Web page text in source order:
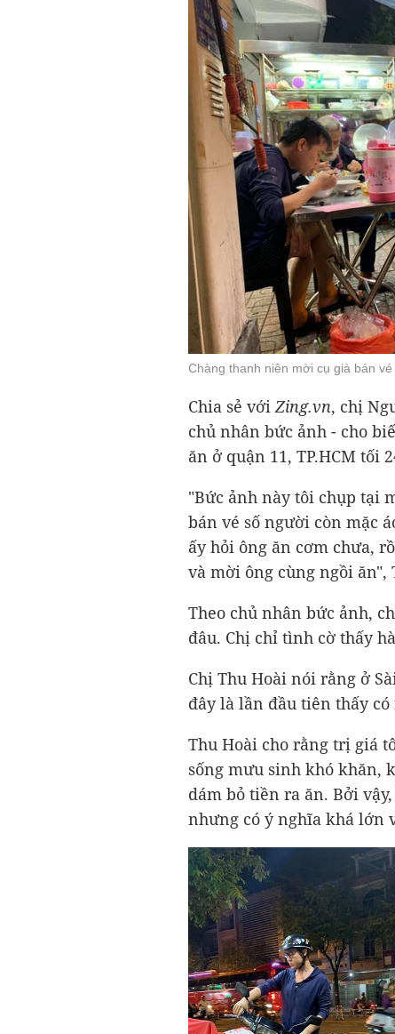
Chàng thanh niên mời cụ già bán
Chia sẻ vớiZing.vn, chị
chủ nhân bức ảnh - cho
ăn ở quận 11, TP.HCM tối
"Bức ảnh này tôi chụp tại
bán vé số người còn mặc
ấy hỏi ông ăn cơm chưa,
và mời ông cùng ngồi ăn",
Theo chủ nhân bức ảnh,
đâu. Chị chỉ tình cờ thấy
Chị Thu Hoài nói rằng ở
đây là lần đầu tiên thấy
Thu Hoài cho rằng trị giá
sống mưu sinh khó khăn,
dám bỏ tiền ra ăn. Bởi
nhưng có ý nghĩa khá lớn